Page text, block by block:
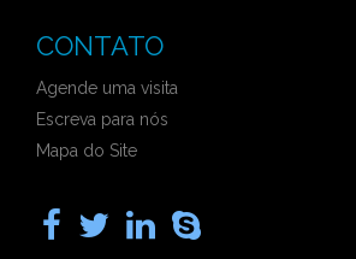
CONTATO
Agende uma visita
Escreva para nós
Mapa do Site